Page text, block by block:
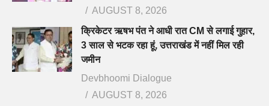
AUGUST 8, 2026
क्रिकेटर ऋषभ पंत ने आधी रात CM से लगाई गुहार,
3 साल से भटक रहा हूं, उत्तराखंड में नहीं मिल रही
जमीन
Devbhoomi Dialogue
AUGUST 8, 2026